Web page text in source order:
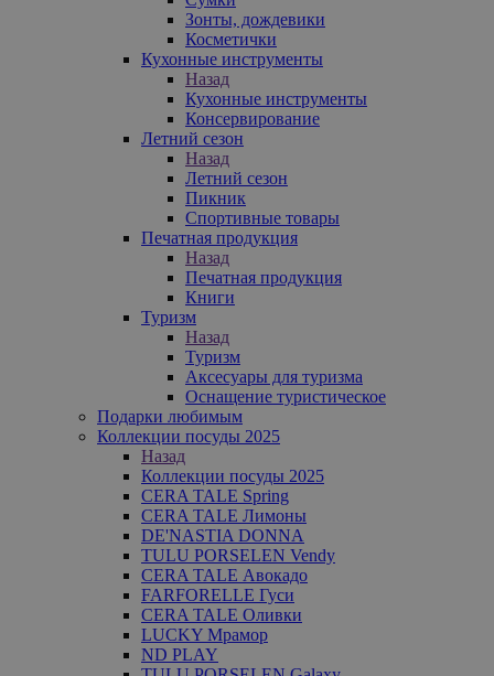
Зонты, дождевики
Косметички
Кухонные инструменты
Назад
Кухонные инструменты
Консервирование
Летний сезон
Назад
Летний сезон
Пикник
Спортивные товары
Печатная продукция
Назад
Печатная продукция
Книги
Туризм
Назад
Туризм
Аксесуары для туризма
Оснащение туристическое
Подарки любимым
Коллекции посуды 2025
Назад
Коллекции посуды 2025
CERA TALE Spring
CERA TALE Лимоны
DE'NASTIA DONNA
TULU PORSELEN Vendy
CERA TALE Авокадо
FARFORELLE Гуси
CERA TALE Оливки
LUCKY Мрамор
ND PLAY